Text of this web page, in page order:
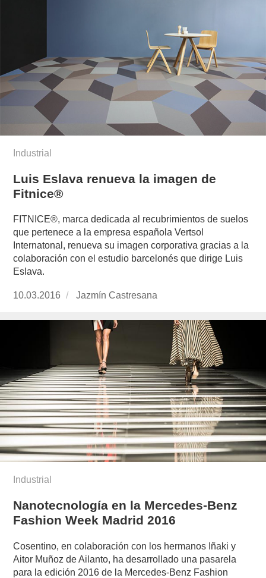
Industrial
Luis Eslava renueva la imagen de
Fitnice®
FITNICE®, marca dedicada al recubrimientos de suelos
que pertenece a la empresa española Vertsol
Internatonal, renueva su imagen corporativa gracias a la
colaboración con el estudio barcelonés que dirige Luis
Eslava.
Publicado
10.03.2016
https://www.experimenta.es/author/jazmin-
Jazmín Castresana
Industrial
Nanotecnología en la Mercedes-Benz
Fashion Week Madrid 2016
Cosentino, en colaboración con los hermanos Iñaki y
Aitor Muñoz de Ailanto, ha desarrollado una pasarela
para la edición 2016 de la Mercedes-Benz Fashion